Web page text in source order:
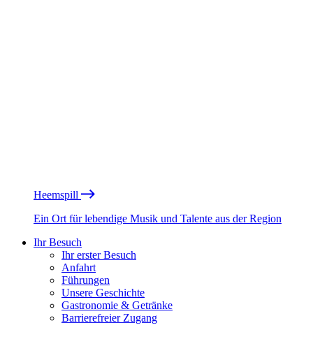
Heemspill
Ein Ort für lebendige Musik und Talente aus der Region
Ihr Besuch
Ihr erster Besuch
Anfahrt
Führungen
Unsere Geschichte
Gastronomie & Getränke
Barrierefreier Zugang